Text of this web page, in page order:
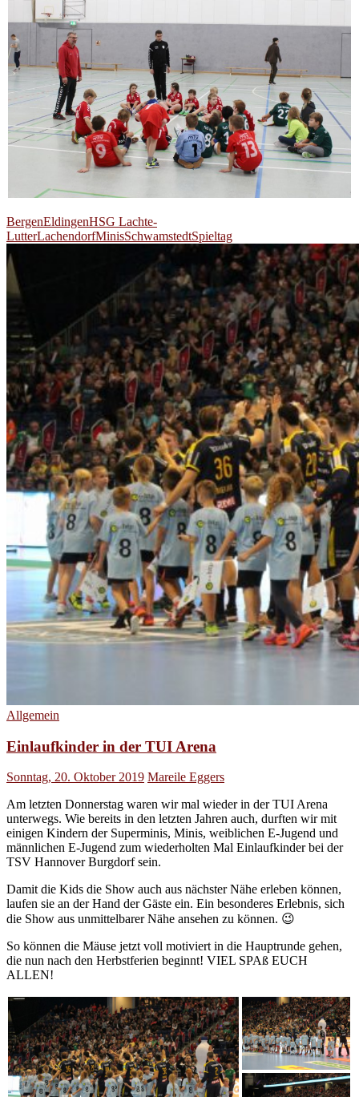
BergenEldingenHSG Lachte-
LutterLachendorfMinisSchwamstedtSpieltag
Allgemein
Einlaufkinder in der TUI Arena
Sonntag, 20. Oktober 2019 Mareile Eggers
Am letzten Donnerstag waren wir mal wieder in der TUI Arena
unterwegs. Wie bereits in den letzten Jahren auch, durften wir mit
einigen Kindern der Superminis, Minis, weiblichen E-Jugend und
männlichen E-Jugend zum wiederholten Mal Einlaufkinder bei der
TSV Hannover Burgdorf sein.
Damit die Kids die Show auch aus nächster Nähe erleben können,
laufen sie an der Hand der Gäste ein. Ein besonderes Erlebnis, sich
die Show aus unmittelbarer Nähe ansehen zu können. 😉
So können die Mäuse jetzt voll motiviert in die Hauptrunde gehen,
die nun nach den Herbstferien beginnt! VIEL SPAß EUCH
ALLEN!